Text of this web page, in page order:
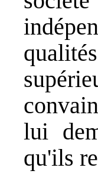
lui
qu'ils